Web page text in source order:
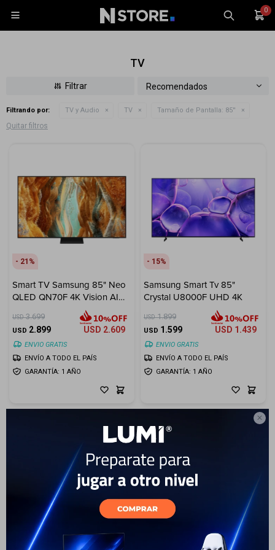

0

TV
Recomendados
Filtrando por: TV y Audio TV Tamaño de Pantalla: 85''
Quitar filtros
21
Smart TV Samsung 85" Neo
QLED QN70F 4K Vision AI
USD 3.699
USD 2.899 USD 2.609
ENVIO GRATIS
GARANTÍA: 1 AÑO
ENVÍO A TODO EL PAÍS
15
Samsung Smart Tv 85"
Crystal U8000F UHD 4K
USD 1.899
USD 1.599 USD 1.439
ENVIO GRATIS
GARANTÍA: 1 AÑO
ENVÍO A TODO EL PAÍS
TV y Audio
Electrodomésticos
Hogar
Marcas
Wearables
Accesorios
Monitores